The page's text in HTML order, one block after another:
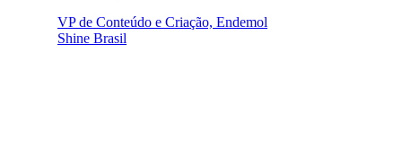
VP de Conteúdo e Criação, Endemol
Shine Brasil